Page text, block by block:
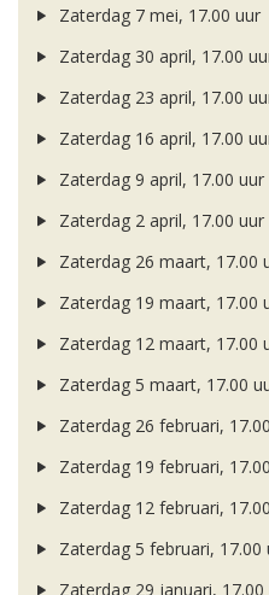
Zaterdag 7 mei, 17.00 uur
Zaterdag 30 april, 17.00
Zaterdag 23 april, 17.00
Zaterdag 16 april, 17.00
Zaterdag 9 april, 17.00 uur
Zaterdag 2 april, 17.00 uur
Zaterdag 26 maart, 17.00
Zaterdag 19 maart, 17.00
Zaterdag 12 maart, 17.00
Zaterdag 5 maart, 17.00
Zaterdag 26 februari,
Zaterdag 19 februari,
Zaterdag 12 februari,
Zaterdag 5 februari, 17.00
Zaterdag 29 januari, 17.00